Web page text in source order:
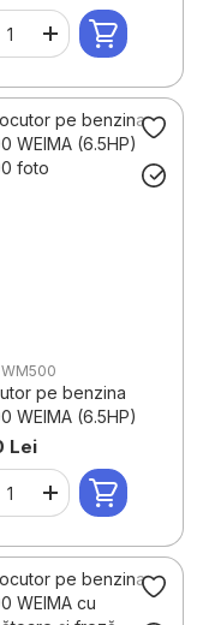
pe benzina
WEIMA (6.5HP)
Lei